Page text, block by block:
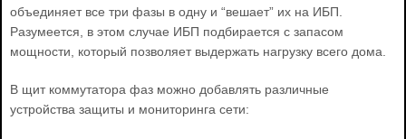
объединяет все три фазы в одну и “вешает” их на ИБП.
Разумеется, в этом случае ИБП подбирается с запасом
мощности, который позволяет выдержать нагрузку всего дома.
В щит коммутатора фаз можно добавлять различные
устройства защиты и мониторинга сети: